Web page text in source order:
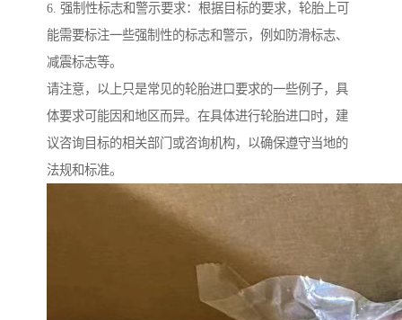
6. 强制性标志和警示要求：根据目标的要求，轮胎上可
能需要标注一些强制性的标志和警示，例如防滑标志、
减震标志等。
请注意，以上只是常见的轮胎进口要求的一些例子，具
体要求可能因和地区而异。在具体进行轮胎进口时，建
议咨询目标的相关部门或咨询机构，以确保遵守当地的
法规和标准。